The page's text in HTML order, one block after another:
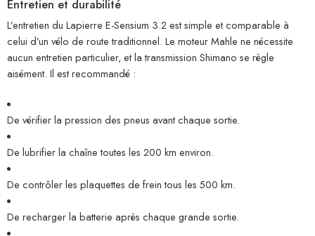
Entretien et durabilité
L’entretien du Lapierre E-Sensium 3.2 est simple et comparable à
celui d’un vélo de route traditionnel. Le moteur Mahle ne nécessite
aucun entretien particulier, et la transmission Shimano se règle
aisément. Il est recommandé :
De vérifier la pression des pneus avant chaque sortie.
De lubrifier la chaîne toutes les 200 km environ.
De contrôler les plaquettes de frein tous les 500 km.
De recharger la batterie après chaque grande sortie.